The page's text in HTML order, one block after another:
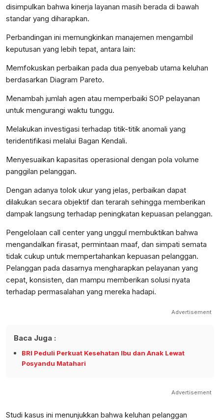
disimpulkan bahwa kinerja layanan masih berada di bawah
standar yang diharapkan.
Perbandingan ini memungkinkan manajemen mengambil
keputusan yang lebih tepat, antara lain:
Memfokuskan perbaikan pada dua penyebab utama keluhan
berdasarkan Diagram Pareto.
Menambah jumlah agen atau memperbaiki SOP pelayanan
untuk mengurangi waktu tunggu.
Melakukan investigasi terhadap titik-titik anomali yang
teridentifikasi melalui Bagan Kendali.
Menyesuaikan kapasitas operasional dengan pola volume
panggilan pelanggan.
Dengan adanya tolok ukur yang jelas, perbaikan dapat
dilakukan secara objektif dan terarah sehingga memberikan
dampak langsung terhadap peningkatan kepuasan pelanggan.
Pengelolaan call center yang unggul membuktikan bahwa
mengandalkan firasat, permintaan maaf, dan simpati semata
tidak cukup untuk mempertahankan kepuasan pelanggan.
Pelanggan pada dasarnya mengharapkan pelayanan yang
cepat, konsisten, dan mampu memberikan solusi nyata
terhadap permasalahan yang mereka hadapi.
Advertisement
Baca Juga :
BRI Peduli Perkuat Kesehatan Ibu dan Anak Lewat
Posyandu Matahari
Advertisement
Studi kasus ini menunjukkan bahwa keluhan pelanggan